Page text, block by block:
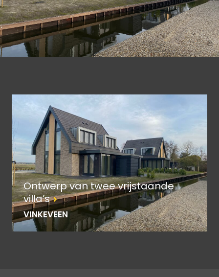
Ontwerp van twee vrijstaande
villa’s
VINKEVEEN